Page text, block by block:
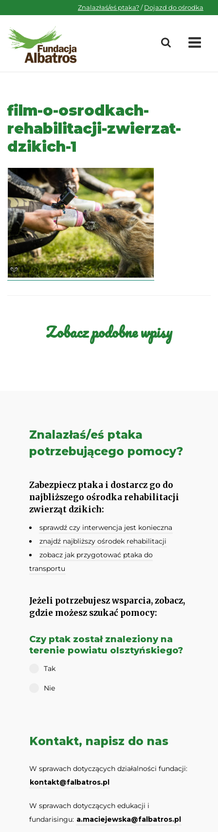
to
content
Znalazłaś/eś ptaka?/Dojazd do ośrodka
film-o-osrodkach-
rehabilitacji-zwierzat-
dzikich-1
Zobacz podobne wpisy
Znalazłaś/eś ptaka
potrzebującego pomocy?
Zabezpiecz ptaka i dostarcz go do
najbliższego ośrodka rehabilitacji
zwierząt dzikich:
sprawdź czy interwencja jest konieczna
znajdź najbliższy ośrodek rehabilitacji
zobacz jak przygotować ptaka do
transportu
Jeżeli potrzebujesz wsparcia, zobacz,
gdzie możesz szukać pomocy:
Czy ptak został znaleziony na
terenie powiatu olsztyńskiego?
Tak
Nie
Kontakt, napisz do nas
W sprawach dotyczących działalności fundacji:
kontakt@falbatros.pl
W sprawach dotyczących edukacji i
fundarisingu: a.maciejewska@falbatros.pl